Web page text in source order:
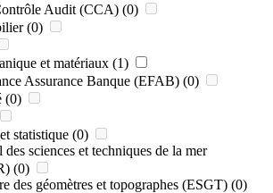
Audit (CCA) (0)
(0)
et matériaux (1)
Assurance Banque (EFAB) (0)
(0)
statistique (0)
sciences et techniques de la mer
(0)
des géomètres et topographes (ESGT) (0)